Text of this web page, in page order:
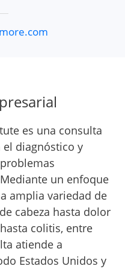
es una consulta
diagnóstico y
un enfoque
amplia variedad de
cabeza hasta dolor
colitis, entre
atiende a
Estados Unidos y